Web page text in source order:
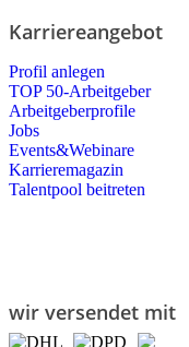
Karriereangebot
Profil anlegen
TOP 50-Arbeitgeber
Arbeitgeberprofile
Jobs
Events&Webinare
Karrieremagazin
Talentpool beitreten
wir versendet mit